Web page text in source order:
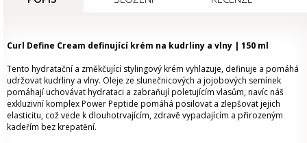
Curl Define Cream definující krém na kudrliny a vlny | 150 ml
Tento hydratační a změkčující stylingový krém vyhlazuje, definuje a pomáhá
udržovat kudrliny a vlny. Oleje ze slunečnicových a jojobových semínek
pomáhají uchovávat hydrataci a zabraňují poletujícím vlasům, navíc náš
exkluzivní komplex Power Peptide pomáhá posilovat a zlepšovat jejich
elasticitu, což vede k dlouhotrvajícím, zdravě vypadajícím a přirozeným
kadeřím bez krepatění.